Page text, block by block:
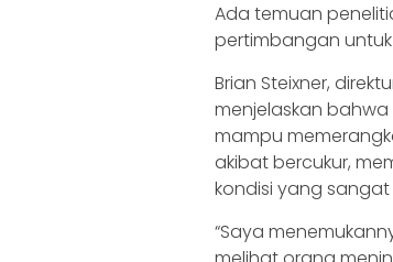
Ada temuan
pertimbangan
Brian Steixner,
menjelaskan bahwa
mampu
akibat bercukur,
kondisi yang
“Saya